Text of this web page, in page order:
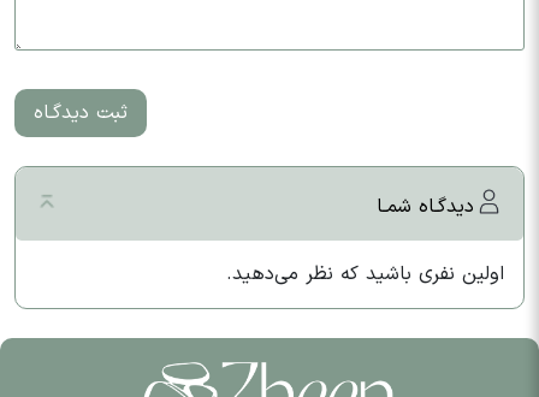
ثبت دیدگـاه
دیدگـاه شمـا
اولین نفری باشید که نظر می‌دهید.